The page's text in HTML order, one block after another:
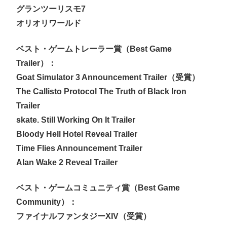
グランツーリスモ7
オリオリワールド
ベスト・ゲームトレーラー賞（Best Game
Trailer）：
Goat Simulator 3 Announcement Trailer（受賞）
The Callisto Protocol The Truth of Black Iron
Trailer
skate. Still Working On It Trailer
Bloody Hell Hotel Reveal Trailer
Time Flies Announcement Trailer
Alan Wake 2 Reveal Trailer
ベスト・ゲームコミュニティ賞（Best Game
Community）：
ファイナルファンタジーXIV（受賞）